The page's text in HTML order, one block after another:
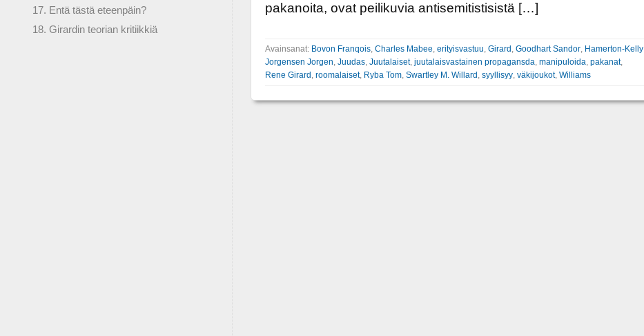
pakanoita, ovat peilikuvia antisemitistisistä […]
Avainsanat: Bovon Franqois, Charles Mabee erityisvastuu Girard Goodhart Sandor, Hamerton-Kelly,
Jorgensen Jorgen Juudas, Juutalaiset, juutalaisvastainen propagansda manipuloida pakanat,
Rene Girard roomalaiset, Ryba Tom, Swartley M. Willard syyllisyy, väkijoukot, Williams
17. Entä tästä eteenpäin?
18. Girardin teorian kritiikkiä